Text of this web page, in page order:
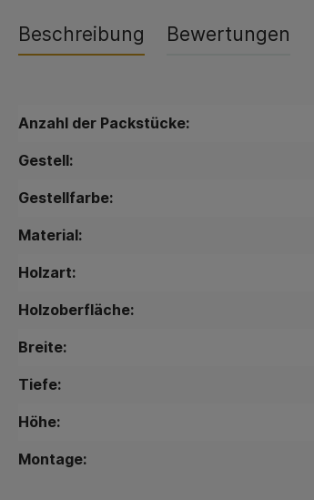
Beschreibung Bewertungen
Anzahl der Packstücke:
Gestell:
Gestellfarbe:
Material:
Holzart:
Holzoberfläche:
Breite:
Tiefe:
Höhe:
Montage: